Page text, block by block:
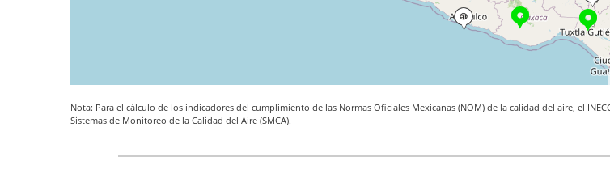
Nota: Para el cálculo de los indicadores del cumplimiento de las Normas Oficiales Mexicanas (NOM) de la calidad del aire, el
Sistemas de Monitoreo de la Calidad del Aire (SMCA).